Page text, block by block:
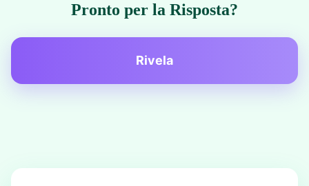
Pronto per la Risposta?
Rivela